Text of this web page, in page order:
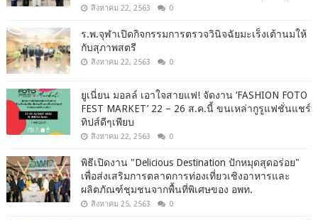
สิงหาคม 22, 2563 0
ร.พ.จุฬาเปิดกิจกรรมการตรวจวินิจฉัยมะเร็งเต้านมให้
กับสุภาพสตรี
สิงหาคม 22, 2563 0
ยูเนี่ยน มอลล์ เอาใจสายแฟ! จัดงาน ‘FASHION FOTO
FEST MARKET’ 22 – 26 ส.ค.นี้ ขนเหล่ากูรูแฟชั่นแชร์
ทิปส์ดีๆเพียบ
สิงหาคม 22, 2563 0
พิธีเปิดงาน "Delicious Destination ปักหมุดสุดอร่อย"
เพื่อส่งเสริมการตลาดการท่องเที่ยวเชิงอาหารและ
ผลิตภัณฑ์ชุมชนจากพื้นที่พิเศษของ อพท.
สิงหาคม 25, 2563 0